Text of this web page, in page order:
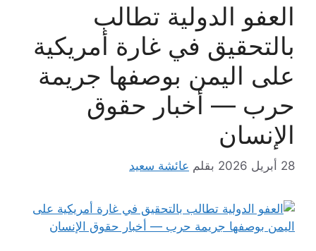
العفو الدولية تطالب
بالتحقيق في غارة أمريكية
على اليمن بوصفها جريمة
حرب — أخبار حقوق
الإنسان
28 أبريل 2026 بقلم عائشة سعيد